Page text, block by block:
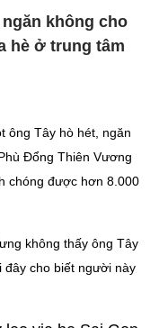
không cho
hè ở trung tâm
ông Tây hò hét, ngăn
Đổng Thiên Vương
chóng được hơn 8.000
không thấy ông Tây
đây cho biết người này